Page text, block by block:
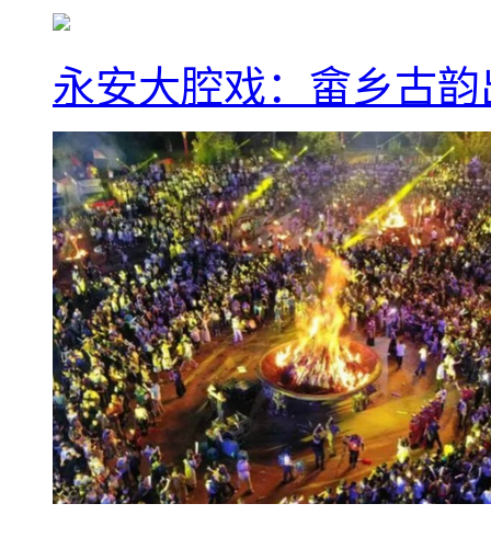
永安大腔戏：畲乡古